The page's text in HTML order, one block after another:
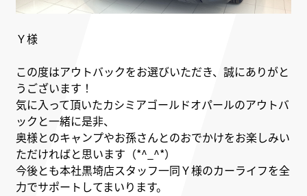
Ｙ様
この度はアウトバックをお選びいただき、誠にありがと
うございます！
気に入って頂いたカシミアゴールドオパールのアウトバ
ックと一緒に是非、
奥様とのキャンプやお孫さんとのおでかけをお楽しみい
ただければと思います（*^_^*）
今後とも本社黒埼店スタッフ一同Ｙ様のカーライフを全
力でサポートしてまいります。